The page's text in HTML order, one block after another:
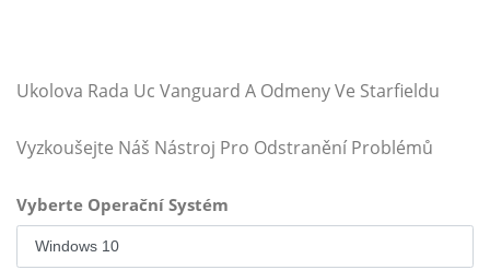
Ukolova Rada Uc Vanguard A Odmeny Ve Starfieldu
Vyzkoušejte Náš Nástroj Pro Odstranění Problémů
Vyberte Operační Systém